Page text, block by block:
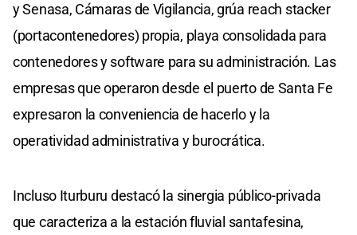
y Senasa, Cámaras de Vigilancia, grúa reach stacker
(portacontenedores) propia, playa consolidada para
contenedores y software para su administración. Las
empresas que operaron desde el puerto de Santa Fe
expresaron la conveniencia de hacerlo y la
operatividad administrativa y burocrática.
Incluso Iturburu destacó la sinergia público-privada
que caracteriza a la estación fluvial santafesina,